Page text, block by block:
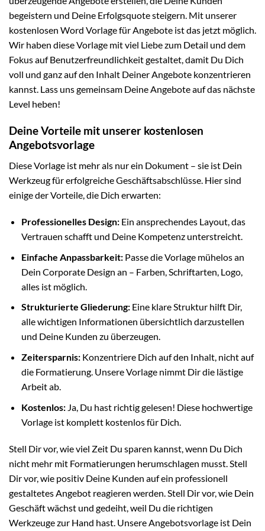
begeistern und Deine Erfolgsquote steigern. Mit unserer
kostenlosen Word Vorlage für Angebote ist das jetzt möglich.
Wir haben diese Vorlage mit viel Liebe zum Detail und dem
Fokus auf Benutzerfreundlichkeit gestaltet, damit Du Dich
voll und ganz auf den Inhalt Deiner Angebote konzentrieren
kannst. Lass uns gemeinsam Deine Angebote auf das nächste
Level heben!
Deine Vorteile mit unserer kostenlosen
Angebotsvorlage
Diese Vorlage ist mehr als nur ein Dokument – sie ist Dein
Werkzeug für erfolgreiche Geschäftsabschlüsse. Hier sind
einige der Vorteile, die Dich erwarten:
Professionelles Design:Ein ansprechendes Layout, das
Vertrauen schafft und Deine Kompetenz unterstreicht.
Einfache Anpassbarkeit:Passe die Vorlage mühelos an
Dein Corporate Design an – Farben, Schriftarten, Logo,
alles ist möglich.
Strukturierte Gliederung:Eine klare Struktur hilft Dir,
alle wichtigen Informationen übersichtlich darzustellen
und Deine Kunden zu überzeugen.
Zeitersparnis:Konzentriere Dich auf den Inhalt, nicht auf
die Formatierung. Unsere Vorlage nimmt Dir die lästige
Arbeit ab.
Kostenlos:Ja, Du hast richtig gelesen! Diese hochwertige
Vorlage ist komplett kostenlos für Dich.
Stell Dir vor, wie viel Zeit Du sparen kannst, wenn Du Dich
nicht mehr mit Formatierungen herumschlagen musst. Stell
Dir vor, wie positiv Deine Kunden auf ein professionell
gestaltetes Angebot reagieren werden. Stell Dir vor, wie Dein
Geschäft wächst und gedeiht, weil Du die richtigen
Werkzeuge zur Hand hast. Unsere Angebotsvorlage ist Dein